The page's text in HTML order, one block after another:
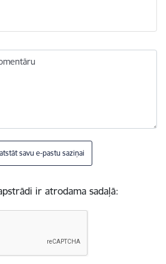
savu e-pastu saziņai
ir atrodama sadaļā: